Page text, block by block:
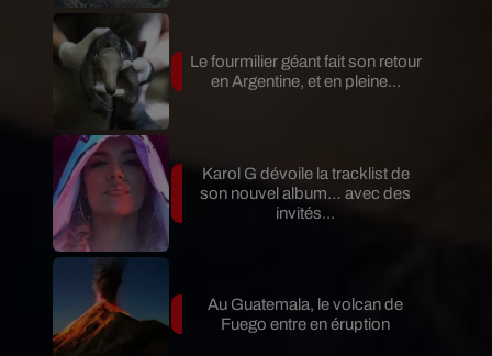
Le fourmilier géant fait son retour
en Argentine, et en pleine...
Karol G dévoile la tracklist de
son nouvel album… avec des
invités...
Au Guatemala, le volcan de
Fuego entre en éruption